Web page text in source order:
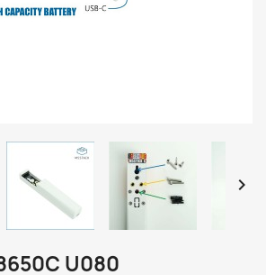

U080